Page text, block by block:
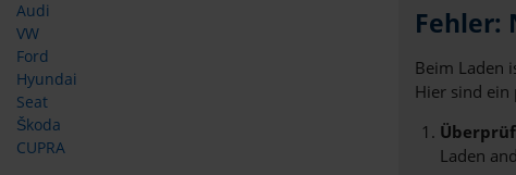
Audi
VW
Ford
Hyundai
Seat
Škoda
CUPRA
Fehler:
Beim Laden
Hier sind ein
Laden